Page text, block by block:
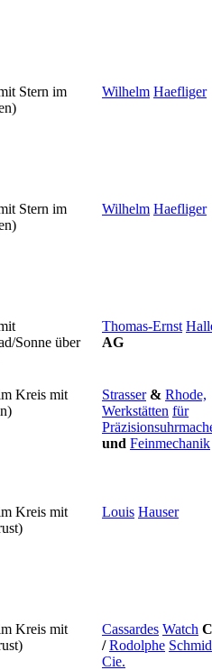
Wilhelm Haefliger
Wilhelm Haefliger
Thomas-Ernst
AG
Strasser & Rhode,
Werkstätten für
und Feinmechanik
Louis Hauser
Cassardes Watch
/Rodolphe Schmid
Cie.